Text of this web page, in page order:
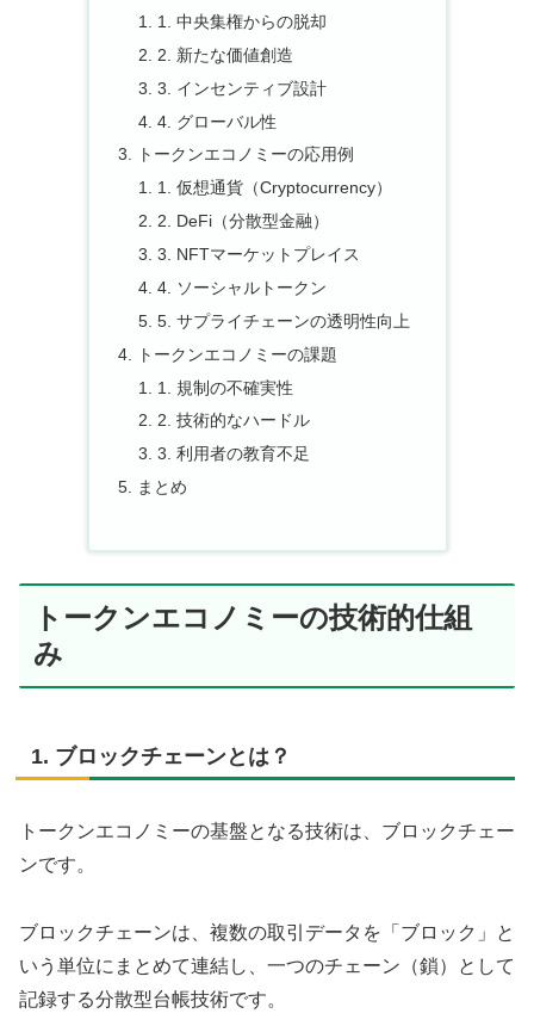
1. 中央集権からの脱却
2. 新たな価値創造
3. インセンティブ設計
4. グローバル性
トークンエコノミーの応用例
1. 仮想通貨（Cryptocurrency）
2. DeFi（分散型金融）
3. NFTマーケットプレイス
4. ソーシャルトークン
5. サプライチェーンの透明性向上
トークンエコノミーの課題
1. 規制の不確実性
2. 技術的なハードル
3. 利用者の教育不足
まとめ
トークンエコノミーの技術的仕組
み
1. ブロックチェーンとは？
トークンエコノミーの基盤となる技術は、ブロックチェー
ンです。
ブロックチェーンは、複数の取引データを「ブロック」と
いう単位にまとめて連結し、一つのチェーン（鎖）として
記録する分散型台帳技術です。